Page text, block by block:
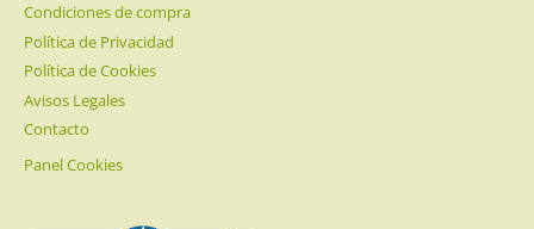
Condiciones de compra
Política de Privacidad
Política de Cookies
Avisos Legales
Contacto
Panel Cookies